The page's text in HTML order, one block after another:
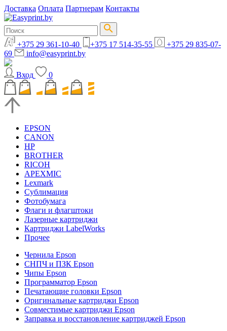
Доставка Оплата Партнерам Контакты
+375 29 361-10-40 +375 17 514-35-55
+375 29 835-07-
69
info@easyprint.by
Вход 0
EPSON
CANON
HP
BROTHER
RICOH
APEXMIC
Lexmark
Сублимация
Фотобумага
Флаги и флагштоки
Лазерные картриджи
Картриджи LabelWorks
Прочее
Чернила Epson
СНПЧ и ПЗК Epson
Чипы Epson
Программатор Epson
Печатающие головки Epson
Оригинальные картриджи Epson
Совместимые картриджи Epson
Заправка и восстановление картриджей Epson